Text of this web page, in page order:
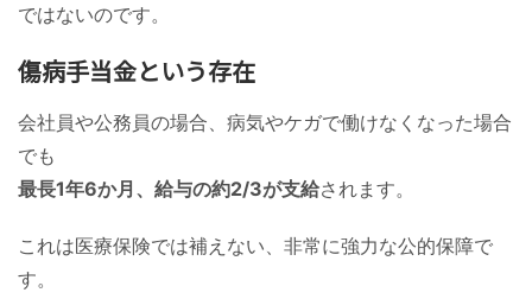
ではないのです。
傷病手当金という存在
会社員や公務員の場合、病気やケガで働けなくなった場合
でも
最長1年6か月、給与の約2/3が支給されます。
これは医療保険では補えない、非常に強力な公的保障で
す。